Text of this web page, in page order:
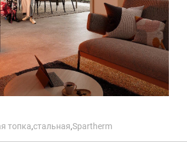
топка,стальная,Spartherm